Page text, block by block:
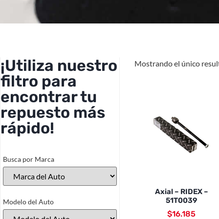
¡Utiliza nuestro
filtro para
encontrar tu
repuesto más
rápido!
Busca por Marca
Modelo del Auto
Mostrando el único
Axial – RIDEX –
51T0039
$16.185